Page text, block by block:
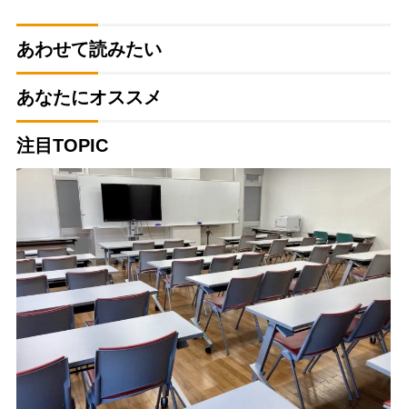
あわせて読みたい
あなたにオススメ
注目TOPIC